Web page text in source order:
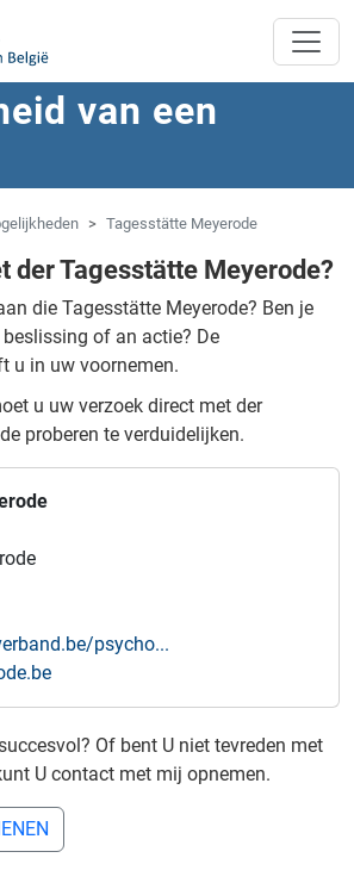
van een
Tagesstätte Meyerode
der Tagesstätte Meyerode?
die Tagesstätte Meyerode? Ben je
of an actie? De
u in uw voornemen.
u uw verzoek direct met der
proberen te verduidelijken.
psycho...
Of bent U niet tevreden met
U contact met mij opnemen.